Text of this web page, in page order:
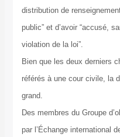
distribution de
public” et d’avoir “accusé,
violation de la loi”.
Bien que les deux derniers
référés à une cour civile, la
grand.
Des membres du Groupe
par l’Échange international